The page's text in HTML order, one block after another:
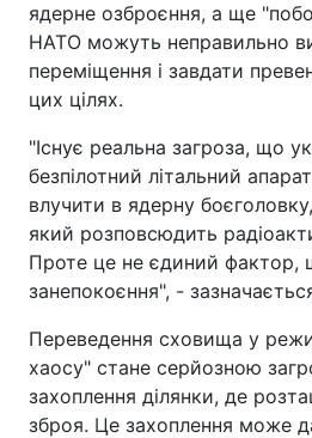
ядерне озброєння, а ще
НАТО можуть неправильно
переміщення і завдати
цих цілях.
"Існує реальна загроза, що
безпілотний літальний
влучити в ядерну
який розповсюдить
Проте це не єдиний фактор,
занепокоєння", -
Переведення сховища у
хаосу" стане серйозною
захоплення ділянки, де
зброя. Це захоплення може